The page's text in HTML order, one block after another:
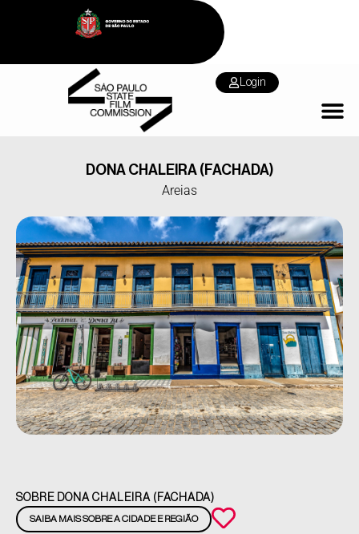
Login
DONA CHALEIRA (FACHADA)
Areias
SOBRE DONA CHALEIRA (FACHADA)
SAIBA MAIS SOBRE A CIDADE E REGIÃO